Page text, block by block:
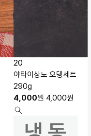
20
야타이상노 오뎅세트
290g
4,000원 4,000원